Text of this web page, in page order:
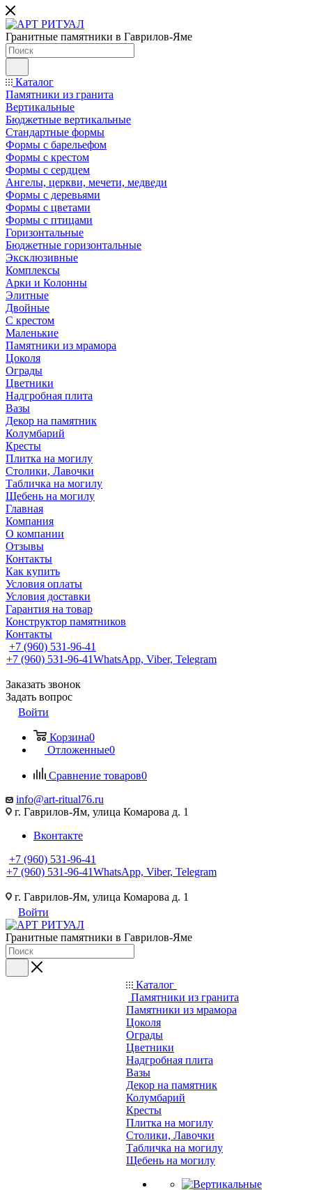
Гранитные памятники в Гаврилов-Яме
Каталог
Памятники из гранита
Вертикальные
Бюджетные вертикальные
Стандартные формы
Формы с барельефом
Формы с крестом
Формы с сердцем
Ангелы, церкви, мечети, медведи
Формы с деревьями
Формы с цветами
Формы с птицами
Горизонтальные
Бюджетные горизонтальные
Эксклюзивные
Комплексы
Арки и Колонны
Элитные
Двойные
С крестом
Маленькие
Памятники из мрамора
Цоколя
Ограды
Цветники
Надгробная плита
Вазы
Декор на памятник
Колумбарий
Кресты
Плитка на могилу
Столики, Лавочки
Табличка на могилу
Щебень на могилу
Главная
Компания
О компании
Отзывы
Контакты
Как купить
Условия оплаты
Условия доставки
Гарантия на товар
Конструктор памятников
Контакты
+7 (960) 531-96-41
+7 (960) 531-96-41WhatsApp, Viber, Telegram
Заказать звонок
Задать вопрос
Войти
Корзина0
Отложенные0
Сравнение товаров0
info@art-ritual76.ru
г. Гаврилов-Ям, улица Комарова д. 1
Вконтакте
+7 (960) 531-96-41
+7 (960) 531-96-41WhatsApp, Viber, Telegram
г. Гаврилов-Ям, улица Комарова д. 1
Войти
Гранитные памятники в Гаврилов-Яме
Каталог
Памятники из гранита
Памятники из мрамора
Цоколя
Ограды
Цветники
Надгробная плита
Вазы
Декор на памятник
Колумбарий
Кресты
Плитка на могилу
Столики, Лавочки
Табличка на могилу
Щебень на могилу